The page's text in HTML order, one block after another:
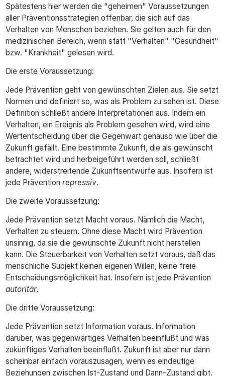
Spätestens hier werden die "geheimen" Voraussetzungen
aller Präventionsstrategien offenbar, die sich auf das
Verhalten von Menschen beziehen. Sie gelten auch für den
medizinischen Bereich, wenn statt "Verhalten" "Gesundheit"
bzw. "Krankheit" gelesen wird.
Die erste Voraussetzung:
Jede Prävention geht von gewünschten Zielen aus. Sie setzt
Normen und definiert so, was als Problem zu sehen ist. Diese
Definition schließt andere Interpretationen aus. Indem ein
Verhalten, ein Ereignis als Problem gesehen wird, wird eine
Wertentscheidung über die Gegenwart genauso wie über die
Zukunft gefällt. Eine bestimmte Zukunft, die als gewünscht
betrachtet wird und herbeigeführt werden soll, schließt
andere, widerstreitende Zukunftsentwürfe aus. Insofern ist
jede Prävention repressiv.
Die zweite Voraussetzung:
Jede Prävention setzt Macht voraus. Nämlich die Macht,
Verhalten zu steuern. Ohne diese Macht wird Prävention
unsinnig, da sie die gewünschte Zukunft nicht herstellen
kann. Die Steuerbarkeit von Verhalten setzt voraus, daß das
menschliche Subjekt keinen eigenen Willen, keine freie
Entscheidungsmöglichkeit hat. Insofern ist jede Prävention
autoritär.
Die dritte Voraussetzung:
Jede Prävention setzt Information voraus. Information
darüber, was gegenwärtiges Verhalten beeinflußt und was
zukünftiges Verhalten beeinflußt. Zukunft ist aber nur dann
scheinbar einfach vorauszusagen, wenn es eindeutige
Beziehungen zwischen Ist-Zustand und Dann-Zustand gibt.